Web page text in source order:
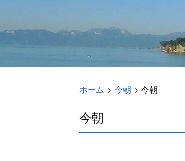
ホーム > 今朝 > 今朝
今朝